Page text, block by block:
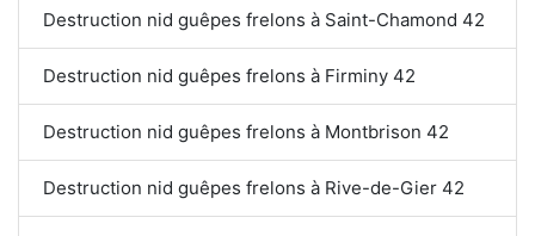
Destruction nid guêpes frelons à Saint-Chamond 42
Destruction nid guêpes frelons à Firminy 42
Destruction nid guêpes frelons à Montbrison 42
Destruction nid guêpes frelons à Rive-de-Gier 42